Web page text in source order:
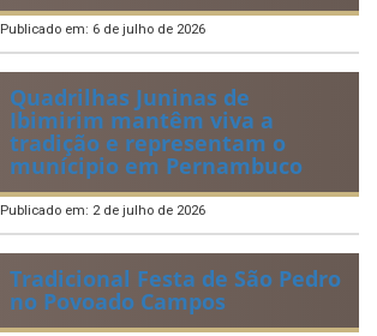
Publicado em: 6 de julho de 2026
Quadrilhas Juninas de
Ibimirim mantêm viva a
tradição e representam o
munícipio em Pernambuco
Publicado em: 2 de julho de 2026
Tradicional Festa de São Pedro
no Povoado Campos